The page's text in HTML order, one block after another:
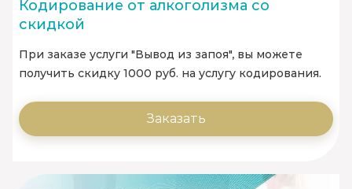
Кодирование от алкоголизма со
скидкой
При заказе услуги "Вывод из запоя", вы можете
получить скидку 1000 руб. на услугу кодирования.
Заказать